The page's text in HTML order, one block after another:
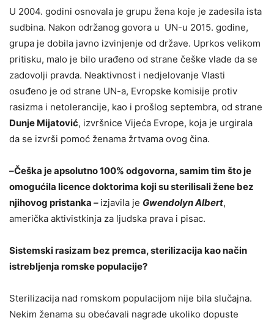
U 2004. godini osnovala je grupu žena koje je zadesila ista
sudbina. Nakon održanog govora u UN-u 2015. godine,
grupa je dobila javno izvinjenje od države. Uprkos velikom
pritisku, malo je bilo urađeno od strane češke vlade da se
zadovolji pravda. Neaktivnost i nedjelovanje Vlasti
osuđeno je od strane UN-a, Evropske komisije protiv
rasizma i netolerancije, kao i prošlog septembra, od strane
Dunje Mijatović, izvršnice Vijeća Evrope, koja je urgirala
da se izvrši pomoć ženama žrtvama ovog čina.
–Češka je apsolutno 100% odgovorna, samim tim što je
omogućila licence doktorima koji su sterilisali žene bez
njihovog pristanka – izjavila je Gwendolyn Albert,
američka aktivistkinja za ljudska prava i pisac.
Sistemski rasizam bez premca, sterilizacija kao način
istrebljenja romske populacije?
Sterilizacija nad romskom populacijom nije bila slučajna.
Nekim ženama su obećavali nagrade ukoliko dopuste